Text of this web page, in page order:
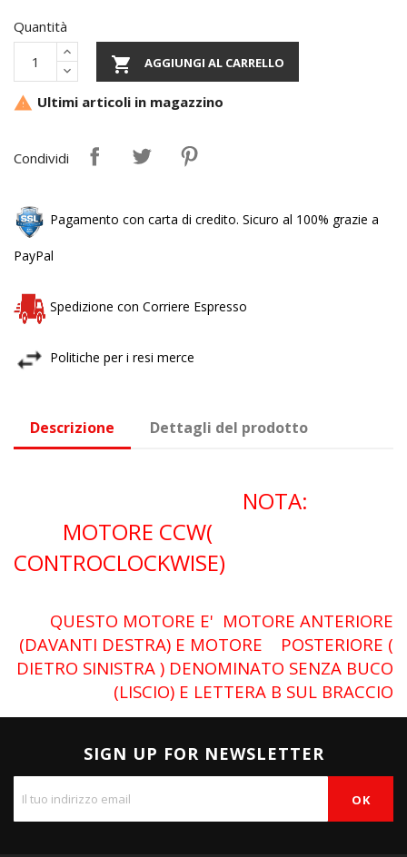
Quantità
 AGGIUNGI AL CARRELLO
 Ultimi articoli in magazzino
Condividi
Pagamento con carta di credito. Sicuro al 100% grazie a
PayPal
Spedizione con Corriere Espresso
Politiche per i resi merce
Descrizione Dettagli del prodotto
NOTA:
MOTORE CCW(
CONTROCLOCKWISE)
QUESTO MOTORE E' MOTORE ANTERIORE
(DAVANTI DESTRA) E MOTORE POSTERIORE (
DIETRO SINISTRA ) DENOMINATO SENZA BUCO
(LISCIO) E LETTERA B SUL BRACCIO
SIGN UP FOR NEWSLETTER